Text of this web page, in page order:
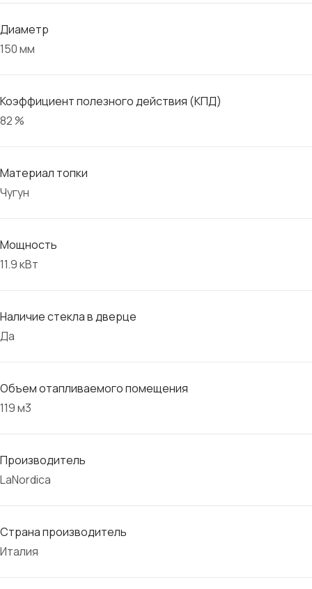
Диаметр
150 мм
Коэффициент полезного действия (КПД)
82 %
Материал топки
Чугун
Мощность
11.9 кВт
Наличие стекла в дверце
Да
Объем отапливаемого помещения
119 м3
Производитель
LaNordica
Страна производитель
Италия